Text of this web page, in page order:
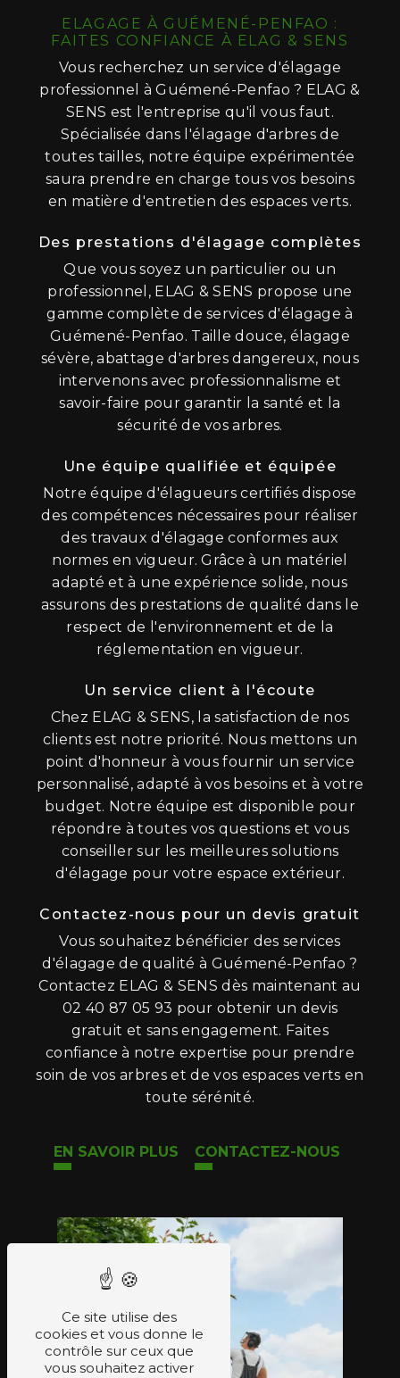
ELAGAGE À GUÉMENÉ-PENFAO :
FAITES CONFIANCE À ELAG & SENS
Vous recherchez un service d'élagage
professionnel à Guémené-Penfao ? ELAG &
SENS est l'entreprise qu'il vous faut.
Spécialisée dans l'élagage d'arbres de
toutes tailles, notre équipe expérimentée
saura prendre en charge tous vos besoins
en matière d'entretien des espaces verts.
Des prestations d'élagage complètes
Que vous soyez un particulier ou un
professionnel, ELAG & SENS propose une
gamme complète de services d'élagage à
Guémené-Penfao. Taille douce, élagage
sévère, abattage d'arbres dangereux, nous
intervenons avec professionnalisme et
savoir-faire pour garantir la santé et la
sécurité de vos arbres.
Une équipe qualifiée et équipée
Notre équipe d'élagueurs certifiés dispose
des compétences nécessaires pour réaliser
des travaux d'élagage conformes aux
normes en vigueur. Grâce à un matériel
adapté et à une expérience solide, nous
assurons des prestations de qualité dans le
respect de l'environnement et de la
réglementation en vigueur.
Un service client à l'écoute
Chez ELAG & SENS, la satisfaction de nos
clients est notre priorité. Nous mettons un
point d'honneur à vous fournir un service
personnalisé, adapté à vos besoins et à votre
budget. Notre équipe est disponible pour
répondre à toutes vos questions et vous
conseiller sur les meilleures solutions
d'élagage pour votre espace extérieur.
Contactez-nous pour un devis gratuit
Vous souhaitez bénéficier des services
d'élagage de qualité à Guémené-Penfao ?
Contactez ELAG & SENS dès maintenant au
02 40 87 05 93 pour obtenir un devis
gratuit et sans engagement. Faites
confiance à notre expertise pour prendre
soin de vos arbres et de vos espaces verts en
toute sérénité.
EN SAVOIR PLUS CONTACTEZ-NOUS
Ce site utilise des
cookies et vous donne le
contrôle sur ceux que
vous souhaitez activer